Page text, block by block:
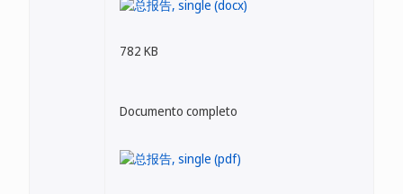
782 KB
Documento completo